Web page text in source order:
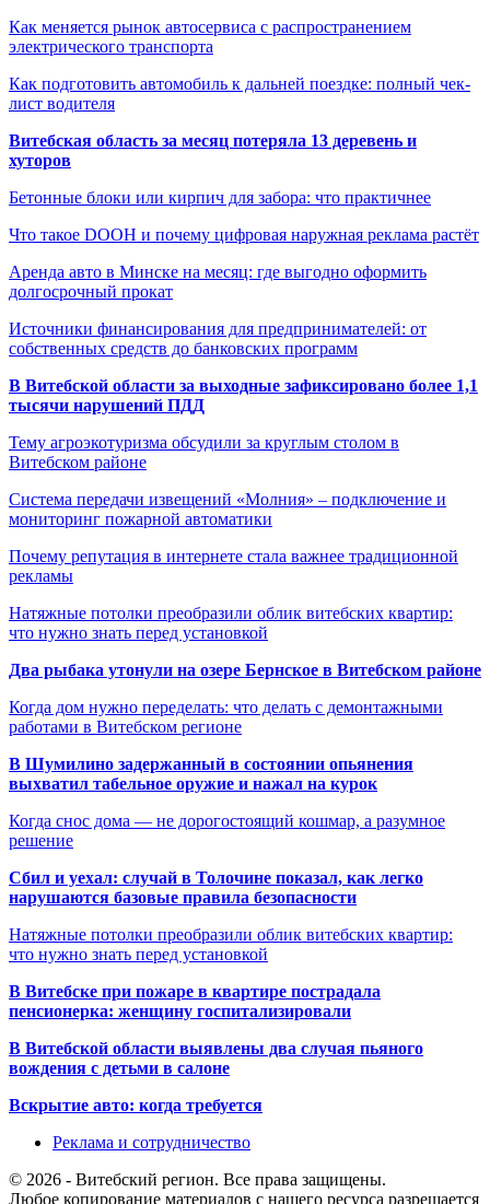
Как меняется рынок автосервиса с распространением
электрического транспорта
Как подготовить автомобиль к дальней поездке: полный чек-
лист водителя
Витебская область за месяц потеряла 13 деревень и
хуторов
Бетонные блоки или кирпич для забора: что практичнее
Что такое DOOH и почему цифровая наружная реклама растёт
Аренда авто в Минске на месяц: где выгодно оформить
долгосрочный прокат
Источники финансирования для предпринимателей: от
собственных средств до банковских программ
В Витебской области за выходные зафиксировано более 1,1
тысячи нарушений ПДД
Тему агроэкотуризма обсудили за круглым столом в
Витебском районе
Система передачи извещений «Молния» – подключение и
мониторинг пожарной автоматики
Почему репутация в интернете стала важнее традиционной
рекламы
Натяжные потолки преобразили облик витебских квартир:
что нужно знать перед установкой
Два рыбака утонули на озере Бернское в Витебском районе
Когда дом нужно переделать: что делать с демонтажными
работами в Витебском регионе
В Шумилино задержанный в состоянии опьянения
выхватил табельное оружие и нажал на курок
Когда снос дома — не дорогостоящий кошмар, а разумное
решение
Сбил и уехал: случай в Толочине показал, как легко
нарушаются базовые правила безопасности
Натяжные потолки преобразили облик витебских квартир:
что нужно знать перед установкой
В Витебске при пожаре в квартире пострадала
пенсионерка: женщину госпитализировали
В Витебской области выявлены два случая пьяного
вождения с детьми в салоне
Вскрытие авто: когда требуется
Реклама и сотрудничество
© 2026 - Витебский регион. Все права защищены.
Любое копирование материалов с нашего ресурса разрешается